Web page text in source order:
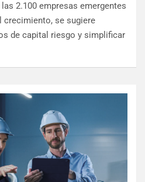
2.100 empresas emergentes
crecimiento, se sugiere
de capital riesgo y simplificar